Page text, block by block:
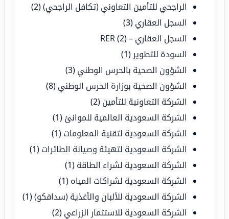
الراجحي للتأمين التعاوني (تكافل الراجحي)(2)
السجل العقاري (3)
السجل العقاري – RER(2)
السودة للتطوير (1)
الشؤون الصحية بالحرس الوطني (3)
الشؤون الصحية بوزارة الحرس الوطني (8)
الشركة التعاونية للتأمين (2)
الشركة السعودية العالمية للموانئ (1)
الشركة السعودية لتقنية المعلومات (1)
الشركة السعودية لتهيئة وصيانة الطائرات (1)
الشركة السعودية لشراء الطاقة (1)
الشركة السعودية لشراكات المياه (1)
الشركة السعودية للألبان والأغذية (سدافكو)(1)
الشركة السعودية للاستثمار الزراعي (2)